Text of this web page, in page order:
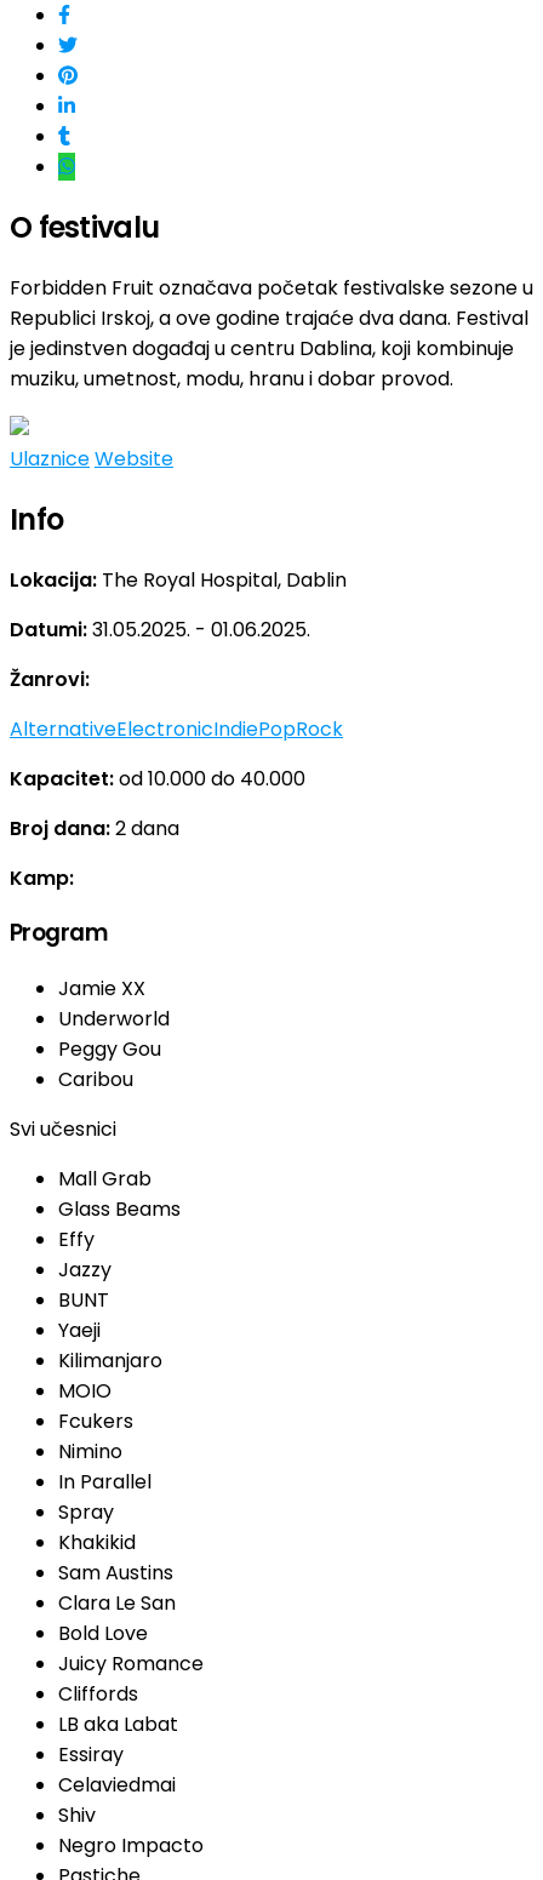
O festivalu
Forbidden Fruit označava početak festivalske sezone u
Republici Irskoj, a ove godine trajaće dva dana. Festival
je jedinstven događaj u centru Dablina, koji kombinuje
muziku, umetnost, modu, hranu i dobar provod.
UlazniceWebsite
Info
Lokacija: The Royal Hospital, Dablin
Datumi:31.05.2025. - 01.06.2025.
Žanrovi:
AlternativeElectronicIndiePopRock
Kapacitet:od 10.000 do 40.000
Broj dana:2 dana
Kamp:
Program
Jamie XX
Underworld
Peggy Gou
Caribou
Svi učesnici
Mall Grab
Glass Beams
Effy
Jazzy
BUNT
Yaeji
Kilimanjaro
MOIO
Fcukers
Nimino
In Parallel
Spray
Khakikid
Sam Austins
Clara Le San
Bold Love
Juicy Romance
Cliffords
LB aka Labat
Essiray
Celaviedmai
Shiv
Negro Impacto